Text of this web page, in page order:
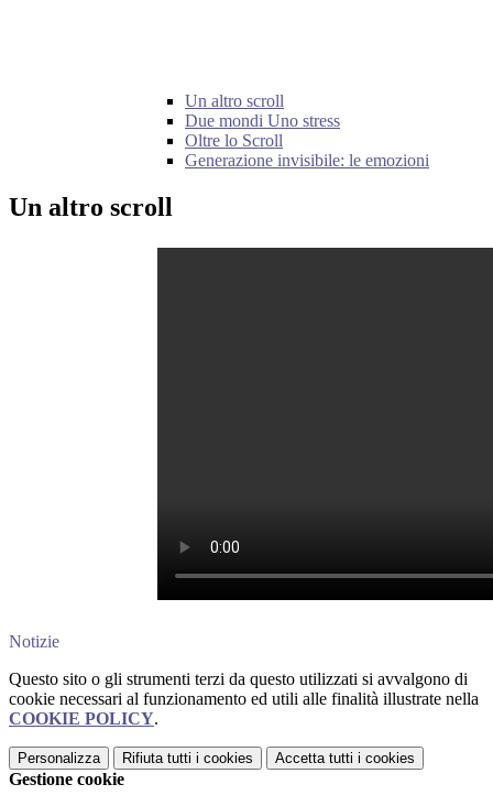
Un altro scroll
Due mondi Uno stress
Oltre lo Scroll
Generazione invisibile: le emozioni
Un altro scroll
Notizie
Questo sito o gli strumenti terzi da questo utilizzati si avvalgono di
cookie necessari al funzionamento ed utili alle finalità illustrate nella
COOKIE POLICY.
Personalizza Rifiuta tutti i cookies Accetta tutti i cookies
Gestione cookie